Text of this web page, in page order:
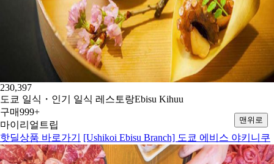
230,397
도쿄 일식・인기 일식 레스토랑Ebisu Kihuu
구매999+
마이리얼트립
핫딜상품 바로가기
[Ushikoi Ebisu Branch] 도쿄 에비스 야키니쿠
맨위로